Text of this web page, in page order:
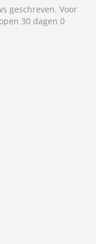
geschreven. Voor
30 dagen 0